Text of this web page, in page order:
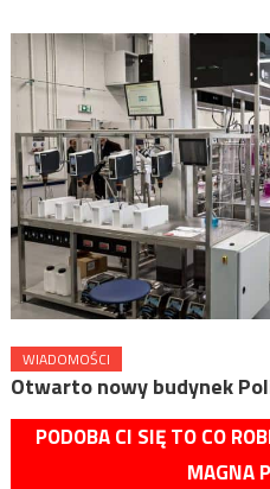
WIADOMOŚCI
Otwarto nowy budynek
PODOBA CI SIĘ TO CO
MAGNA